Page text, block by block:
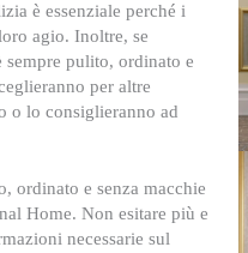
è essenziale perché i
agio. Inoltre, se
pulito, ordinato e
per altre
o lo consiglieranno ad
ordinato e senza macchie
Home. Non esitare più e
necessarie sul